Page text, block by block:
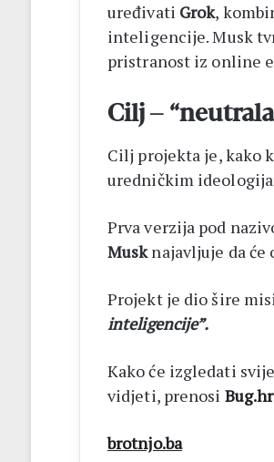
uređivati Grok,
inteligencije. Musk
pristranost iz online
Cilj –
Cilj projekta je, kako
uredničkim
Prva verzija pod
Musk najavljuje da će
Projekt je dio šire
inteligencije”.
Kako će izgledati
vidjeti, prenosi Bug.hr
brotnjo.ba